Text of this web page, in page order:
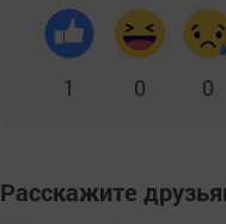
1 0 0
Расскажите